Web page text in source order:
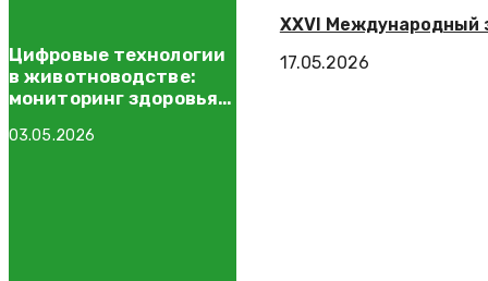
XXVI Международный
17.05.2026
Цифровые технологии
в животноводстве:
мониторинг здоровья
03.05.2026